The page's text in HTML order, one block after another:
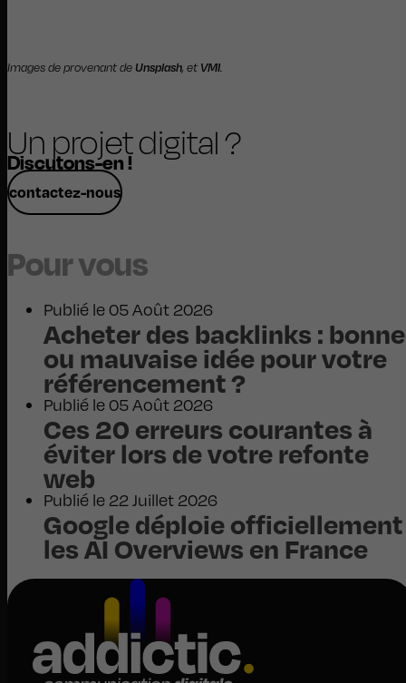
Images de provenant de Unsplash, et VMI.
Un projet digital ?
Discutons-en !
contactez-nous
Pour vous
Publié le 05 Août 2026
Acheter des backlinks : bonne
ou mauvaise idée pour votre
référencement ?
Publié le 05 Août 2026
Ces 20 erreurs courantes à
éviter lors de votre refonte
web
Publié le 22 Juillet 2026
Google déploie officiellement
les AI Overviews en France